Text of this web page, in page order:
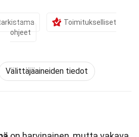
Toimitukselliset
ohjeet
Välittäjäaineiden tiedot